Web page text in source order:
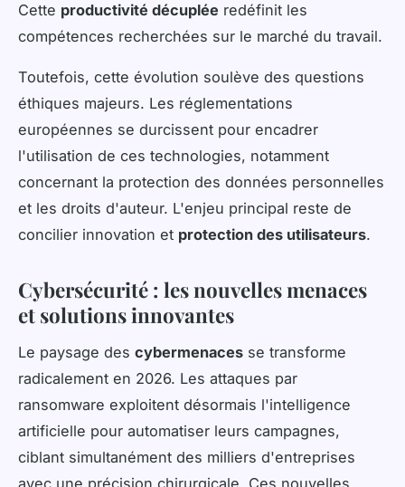
Cette productivité décuplée redéfinit les
compétences recherchées sur le marché du travail.
Toutefois, cette évolution soulève des questions
éthiques majeurs. Les réglementations
européennes se durcissent pour encadrer
l'utilisation de ces technologies, notamment
concernant la protection des données personnelles
et les droits d'auteur. L'enjeu principal reste de
concilier innovation et protection des utilisateurs.
Cybersécurité : les nouvelles menaces
et solutions innovantes
Le paysage des cybermenaces se transforme
radicalement en 2026. Les attaques par
ransomware exploitent désormais l'intelligence
artificielle pour automatiser leurs campagnes,
ciblant simultanément des milliers d'entreprises